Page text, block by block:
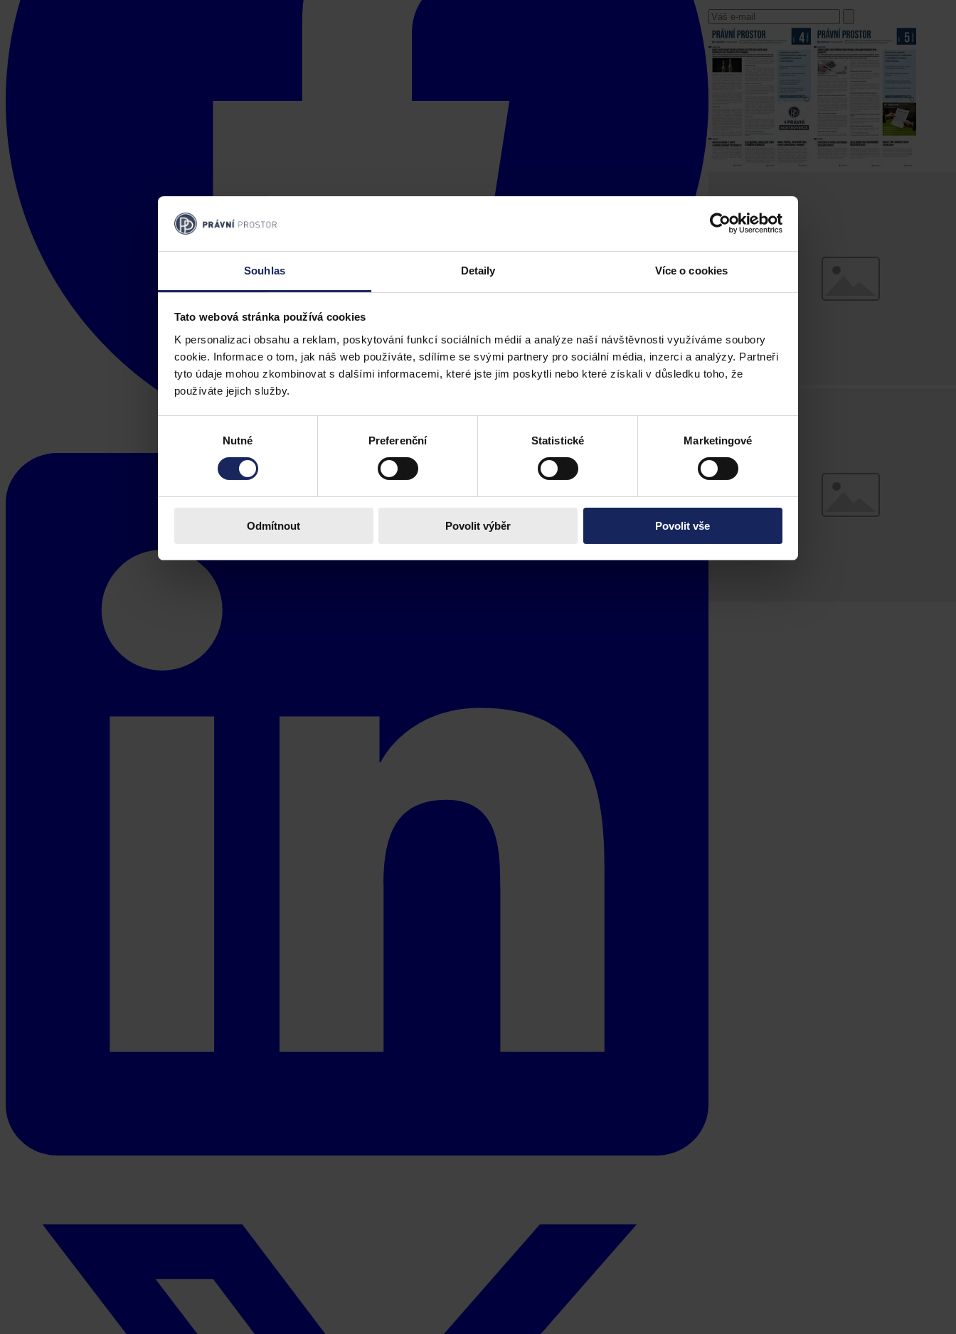
Souhlas Detaily Více o cookies
Tato webová stránka používá cookies
K personalizaci obsahu a reklam, poskytování funkcí sociálních médií a analýze naší návštěvnosti využíváme soubory
cookie. Informace o tom, jak náš web používáte, sdílíme se svými partnery pro sociální média, inzerci a analýzy. Partneři
tyto údaje mohou zkombinovat s dalšími informacemi, které jste jim poskytli nebo které získali v důsledku toho, že
používáte jejich služby.
Nutné Preferenční Statistické Marketingové
Odmítnout Povolit výběr Povolit vše